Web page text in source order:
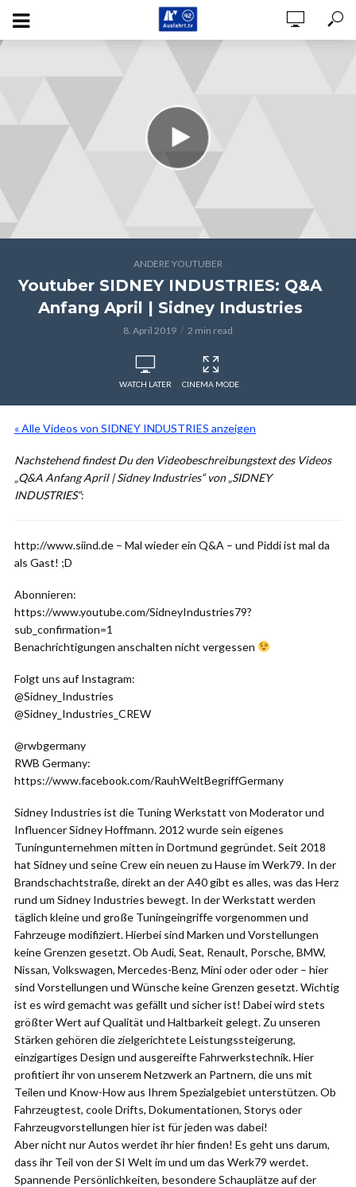
ANDERE YOUTUBER
Youtuber SIDNEY INDUSTRIES: Q&A
Anfang April | Sidney Industries
8. April 2019 2 min read
WATCH LATER CINEMA MODE
« Alle Videos von SIDNEY INDUSTRIES anzeigen
Nachstehend findest Du den Videobeschreibungstext des Videos
„Q&A Anfang April | Sidney Industries“ von „SIDNEY
INDUSTRIES“:
http://www.siind.de – Mal wieder ein Q&A – und Piddi ist mal da
als Gast! ;D
Abonnieren:
https://www.youtube.com/SidneyIndustries79?
sub_confirmation=1
Benachrichtigungen anschalten nicht vergessen
Folgt uns auf Instagram:
@Sidney_Industries
@Sidney_Industries_CREW
@rwbgermany
RWB Germany:
https://www.facebook.com/RauhWeltBegriffGermany
Sidney Industries ist die Tuning Werkstatt von Moderator und
Influencer Sidney Hoffmann. 2012 wurde sein eigenes
Tuningunternehmen mitten in Dortmund gegründet. Seit 2018
hat Sidney und seine Crew ein neuen zu Hause im Werk79. In der
Brandschachtstraße, direkt an der A40 gibt es alles, was das Herz
rund um Sidney Industries bewegt. In der Werkstatt werden
täglich kleine und große Tuningeingriffe vorgenommen und
Fahrzeuge modifiziert. Hierbei sind Marken und Vorstellungen
keine Grenzen gesetzt. Ob Audi, Seat, Renault, Porsche, BMW,
Nissan, Volkswagen, Mercedes-Benz, Mini oder oder oder – hier
sind Vorstellungen und Wünsche keine Grenzen gesetzt. Wichtig
ist es wird gemacht was gefällt und sicher ist! Dabei wird stets
größter Wert auf Qualität und Haltbarkeit gelegt. Zu unseren
Stärken gehören die zielgerichtete Leistungssteigerung,
einzigartiges Design und ausgereifte Fahrwerkstechnik. Hier
profitiert ihr von unserem Netzwerk an Partnern, die uns mit
Teilen und Know-How aus Ihrem Spezialgebiet unterstützen. Ob
Fahrzeugtest, coole Drifts, Dokumentationen, Storys oder
Fahrzeugvorstellungen hier ist für jeden was dabei!
Aber nicht nur Autos werdet ihr hier finden! Es geht uns darum,
dass ihr Teil von der SI Welt im und um das Werk79 werdet.
Spannende Persönlichkeiten, besondere Schauplätze auf der